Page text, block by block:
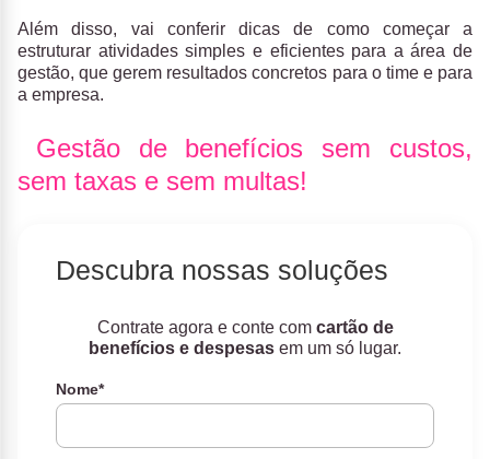
Além disso, vai conferir dicas de como começar a
estruturar atividades simples e eficientes para a área de
gestão, que gerem resultados concretos para o time e para
a empresa.
Gestão de benefícios sem custos,
sem taxas e sem multas!
Descubra nossas soluções
Contrate agora e conte comcartão de
benefícios e despesas em um só lugar.
Nome*